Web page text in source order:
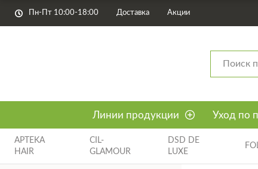
Пн-Пт 10:00-18:00 Доставка Акции
Линии продукции Уход по
APTEKA
HAIR
CIL-
GLAMOUR
DSD DE
LUXE